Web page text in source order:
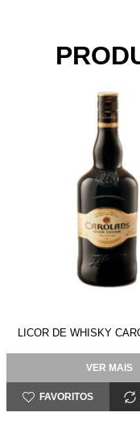
LICOR DE WHISKY
VER MAIS
FAVORITOS